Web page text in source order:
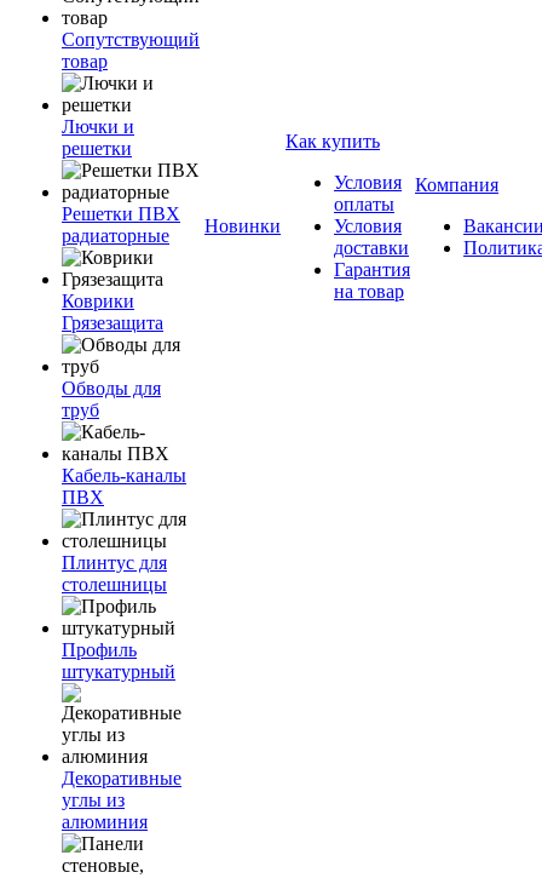
Сопутствующий
товар
Лючки и
решетки
Решетки ПВХ
радиаторные
Коврики
Грязезащита
Обводы для
труб
Кабель-каналы
ПВХ
Плинтус для
столешницы
Профиль
штукатурный
Декоративные
углы из
алюминия
Новинки
Как купить
Условия
оплаты
Условия
доставки
Гарантия
на товар
Компания